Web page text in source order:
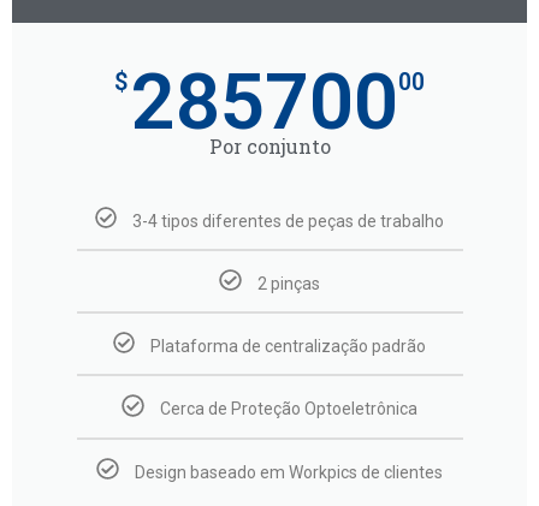
$ 28570000
Por conjunto
3-4 tipos diferentes de peças de trabalho
2 pinças
Plataforma de centralização padrão
Cerca de Proteção Optoeletrônica
Design baseado em Workpics de clientes